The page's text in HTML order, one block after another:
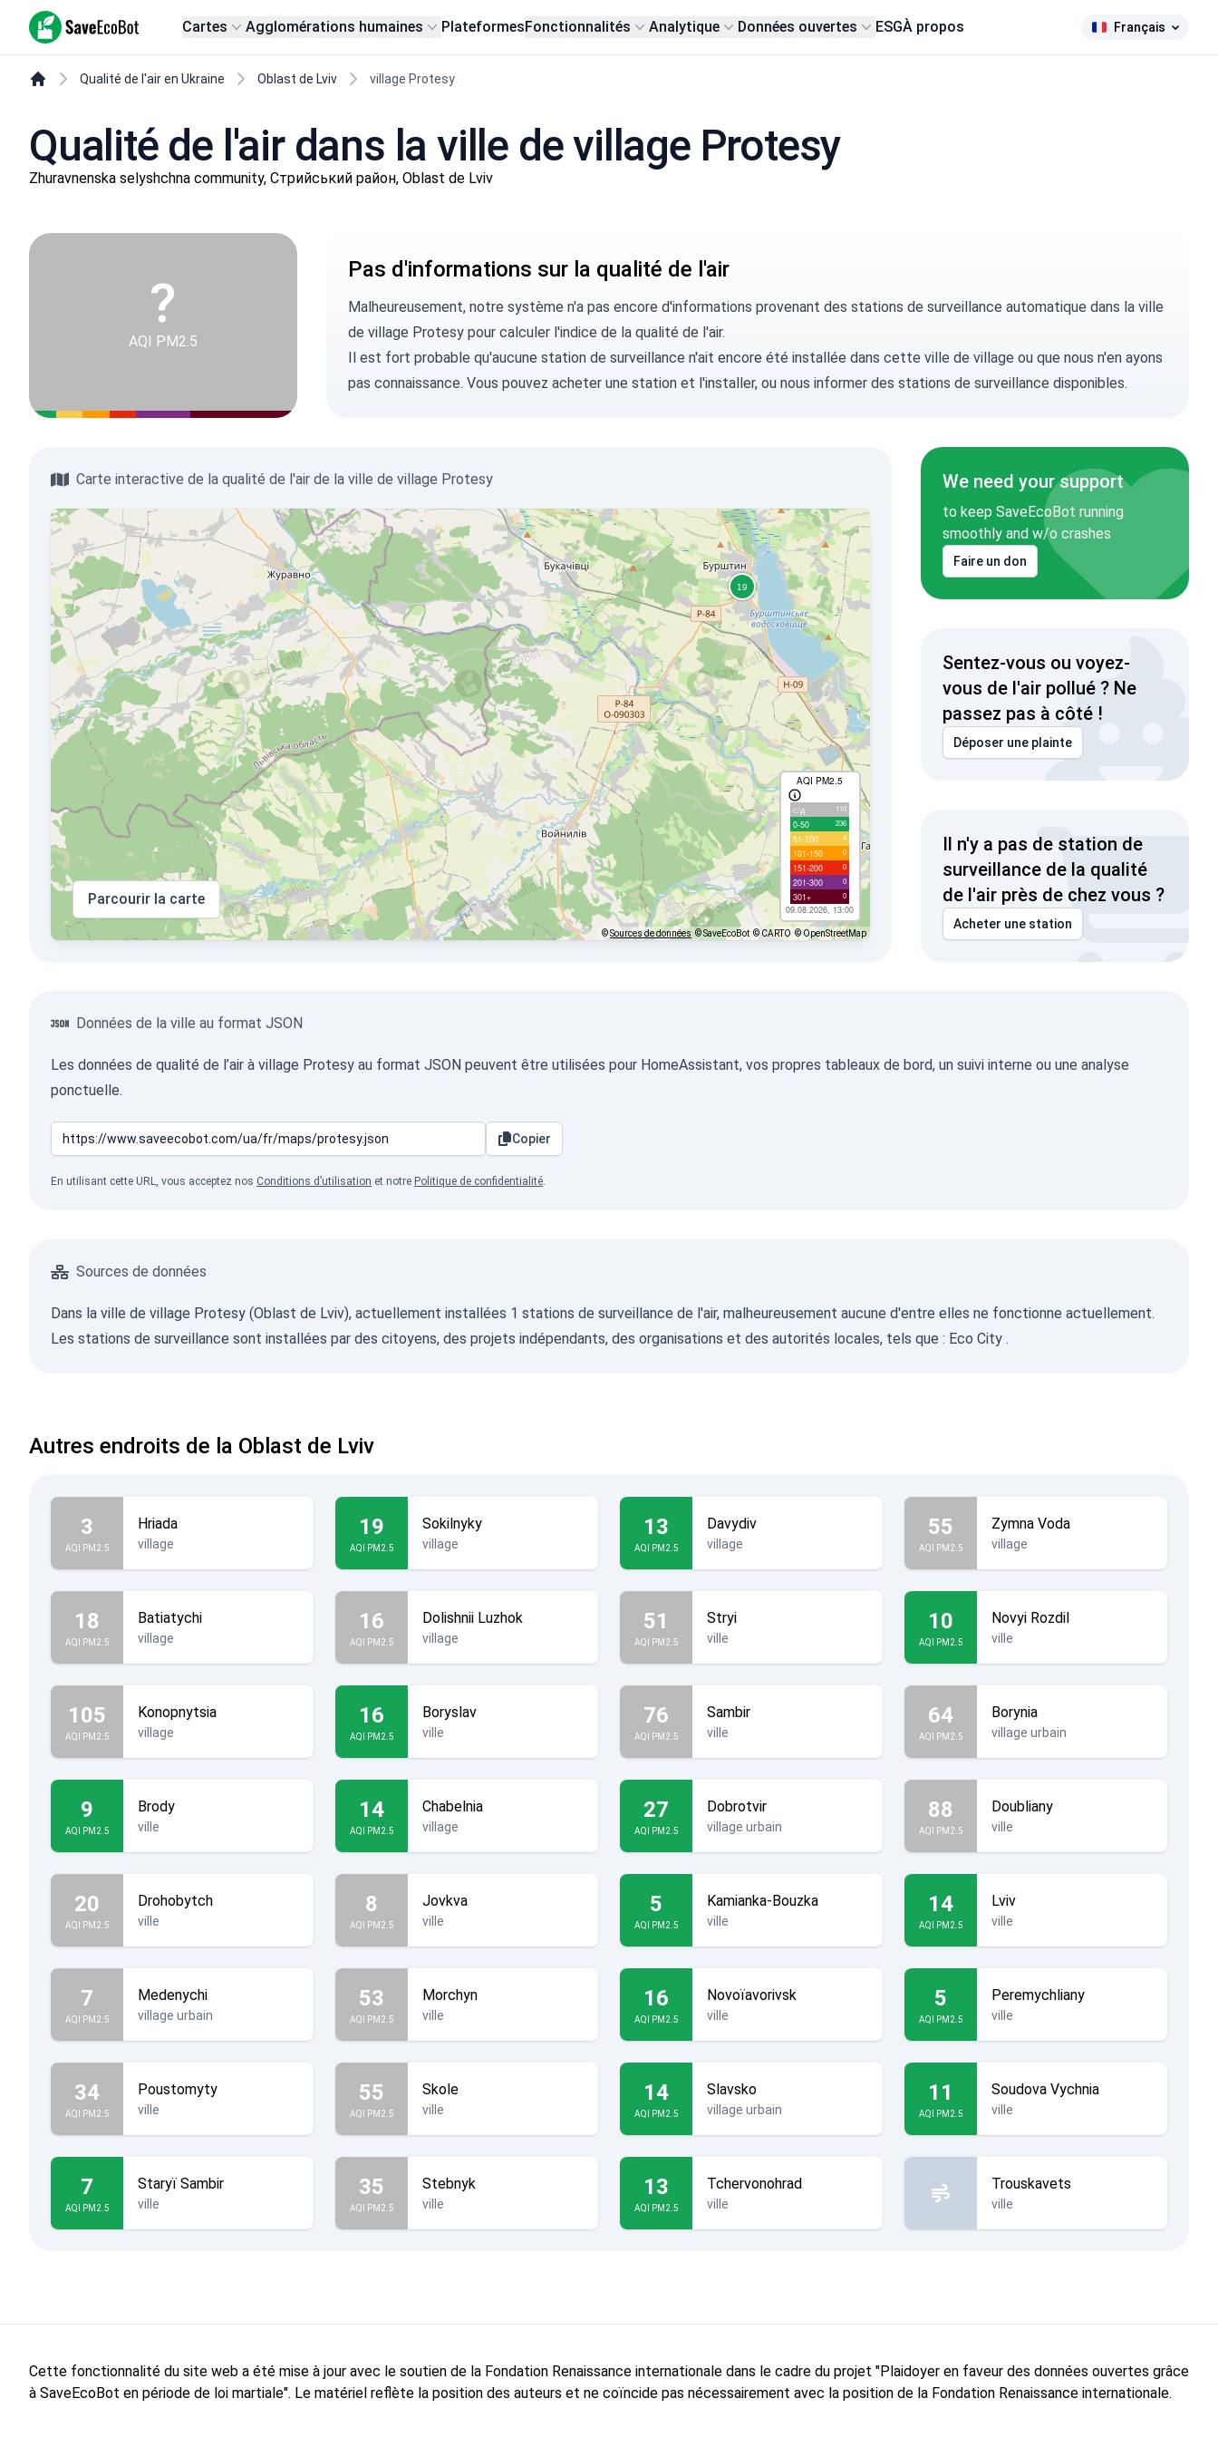
SaveEcoBot Cartes Agglomérations humaines PlateformesFonctionnalités Analytique Données ouvertes ESGÀ propos Français
Qualité de l'air en Ukraine Oblast de Lviv village Protesy
Qualité de l'air dans la ville de village Protesy
Zhuravnenska selyshchna community, Стрийський район, Oblast de Lviv
?
AQI PM2.5
Pas d'informations sur la qualité de l'air
Malheureusement, notre système n'a pas encore d'informations provenant des stations de surveillance automatique dans la ville
de village Protesy pour calculer l'indice de la qualité de l'air.
Il est fort probable qu'aucune station de surveillance n'ait encore été installée dans cette ville de village ou que nous n'en ayons
pas connaissance. Vous pouvez acheter une stationet l'installer, ou nous informerdes stations de surveillance disponibles.
Carte interactive de la qualité de l'air de la ville de village Protesy
AQI PM2.5
с/д 110
0-50 236
51-100 4
101-150 0
151-200 0
201-300 0
301+ 0
09.08.2026, 13:00
Parcourir la carte
©Sources de données © SaveEcoBot © CARTO © OpenStreetMap
We need your support
to keep SaveEcoBot running
smoothly and w/o crashes
Faire un don
Sentez-vous ou voyez-
vous de l'air pollué ? Ne
passez pas à côté !
Déposer une plainte
Il n'y a pas de station de
surveillance de la qualité
de l'air près de chez vous ?
Acheter une station
Données de la ville au format JSON
Les données de qualité de l’air à village Protesy au format JSON peuvent être utilisées pour HomeAssistant, vos propres tableaux de bord, un suivi interne ou une analyse
ponctuelle.
Copier
En utilisant cette URL, vous acceptez nos Conditions d’utilisation et notre Politique de confidentialité.
Sources de données
Dans la ville de village Protesy (Oblast de Lviv), actuellement installées 1 stations de surveillance de l'air, malheureusement aucune d'entre elles ne fonctionne actuellement.
Les stations de surveillance sont installées par des citoyens, des projets indépendants, des organisations et des autorités locales, tels que : Eco City .
Autres endroits de la Oblast de Lviv
3
AQI PM2.5
Hriada
village
19
AQI PM2.5
Sokilnyky
village
13
AQI PM2.5
Davydiv
village
55
AQI PM2.5
Zymna Voda
village
18
AQI PM2.5
Batiatychi
village
16
AQI PM2.5
Dolishnii Luzhok
village
51
AQI PM2.5
Stryi
ville
10
AQI PM2.5
Novyi Rozdil
ville
105
AQI PM2.5
Konopnytsia
village
16
AQI PM2.5
Boryslav
ville
76
AQI PM2.5
Sambir
ville
64
AQI PM2.5
Borynia
village urbain
9
AQI PM2.5
Brody
ville
14
AQI PM2.5
Chabelnia
village
27
AQI PM2.5
Dobrotvir
village urbain
88
AQI PM2.5
Doubliany
ville
20
AQI PM2.5
Drohobytch
ville
8
AQI PM2.5
Jovkva
ville
5
AQI PM2.5
Kamianka-Bouzka
ville
14
AQI PM2.5
Lviv
ville
7
AQI PM2.5
Medenychi
village urbain
53
AQI PM2.5
Morchyn
ville
16
AQI PM2.5
Novoïavorivsk
ville
5
AQI PM2.5
Peremychliany
ville
34
AQI PM2.5
Poustomyty
ville
55
AQI PM2.5
Skole
ville
14
AQI PM2.5
Slavsko
village urbain
11
AQI PM2.5
Soudova Vychnia
ville
7
AQI PM2.5
Staryï Sambir
ville
35
AQI PM2.5
Stebnyk
ville
13
AQI PM2.5
Tchervonohrad
ville
Trouskavets
ville
Cette fonctionnalité du site web a été mise à jour avec le soutien de la Fondation Renaissance internationale dans le cadre du projet "Plaidoyer en faveur des données ouvertes grâce
à SaveEcoBot en période de loi martiale". Le matériel reflète la position des auteurs et ne coïncide pas nécessairement avec la position de la Fondation Renaissance internationale.